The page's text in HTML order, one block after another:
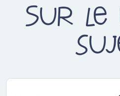
Sur le